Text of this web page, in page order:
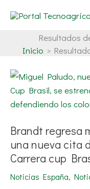
Resultados
Inicio
Brandt regresa
una nueva cita
Carrera cup
Noticias España,
Brandt
regresa
mañana
a
Portimão
nueva
cita
de
la
Porsche
Bank